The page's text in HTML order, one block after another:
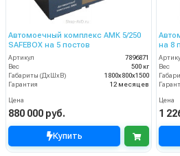
Автомоечный комплекс АМК 5/250
SAFEBOX на 5 постов
Артикул
7896871
Вес
500 кг
Габариты (ДхШхВ)
1800х800х1500
Гарантия
12 месяцев
Цена
880 000 руб.
Купить
на 8
Вес
Цена
1